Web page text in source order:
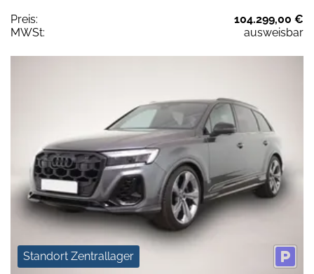
Preis:
104.299,00 €
MWSt:
ausweisbar
Standort Zentrallager